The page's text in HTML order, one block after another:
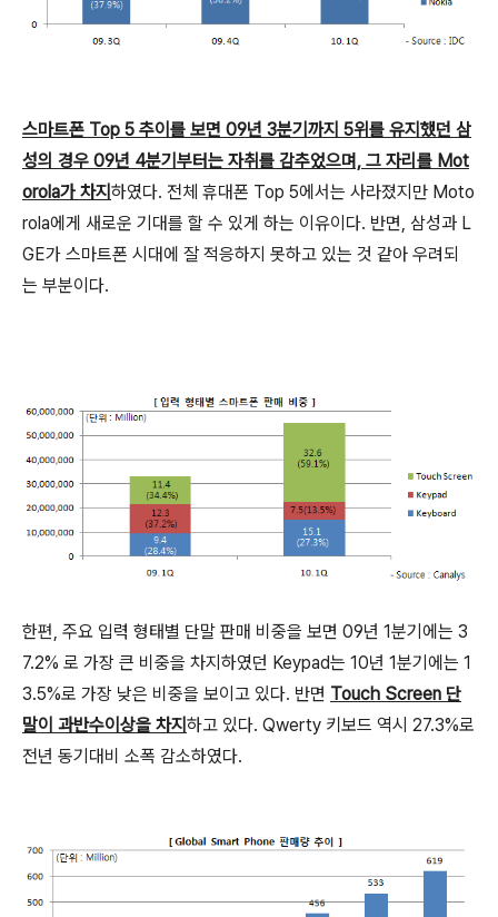
스마트폰 Top 5 추이를 보면 09년 3분기까지 5위를 유지했던 삼
성의 경우 09년 4분기부터는 자취를 감추었으며, 그 자리를 Mot
orola가 차지 하였다. 전체 휴대폰 Top 5에서는 사라졌지만 Moto
rola에게 새로운 기대를 할 수 있게 하는 이유이다. 반면, 삼성과 L
GE가 스마트폰 시대에 잘 적응하지 못하고 있는 것 같아 우려되
는 부분이다.
한편, 주요 입력 형태별 단말 판매 비중을 보면 09년 1분기에는 3
7.2% 로 가장 큰 비중을 차지하였던 Keypad는 10년 1분기에는 1
3.5%로 가장 낮은 비중을 보이고 있다. 반면 Touch Screen 단
말이 과반수이상을 차지 하고 있다. Qwerty 키보드 역시 27.3%로
전년 동기대비 소폭 감소하였다.